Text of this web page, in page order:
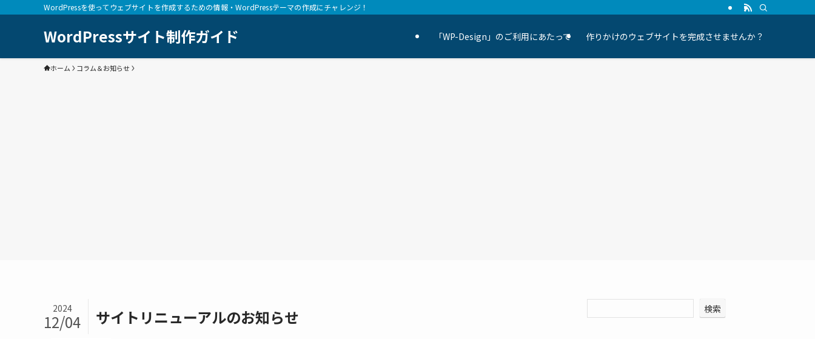
WordPressを使ってウェブサイトを作成するための情報・WordPressテーマの作成にチャレンジ！
WordPressサイト制作ガイド 「WP-Design」のご利用にあたって 作りかけのウェブサイトを完成させませんか？
ホーム コラム＆お知らせ
サイトリニューアルのお知らせ
2024
12/04
検索